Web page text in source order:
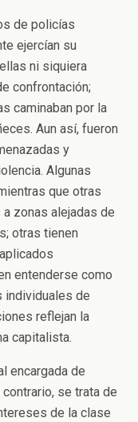
de policías
ejercían su
ni siquiera
confrontación;
caminaban por la
Aun así, fueron
y
Algunas
que otras
zonas alejadas de
otras tienen
entenderse como
individuales de
reflejan la
capitalista.
encargada de
se trata de
de la clase